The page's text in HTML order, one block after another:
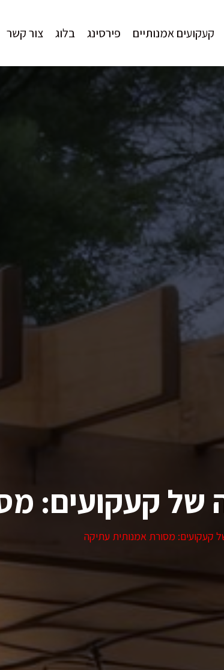
קעקועים אמנותיים פירסינג בלוג צור קשר
של קעקועים:
קעקועים: מסורת אמנותית עתיקה